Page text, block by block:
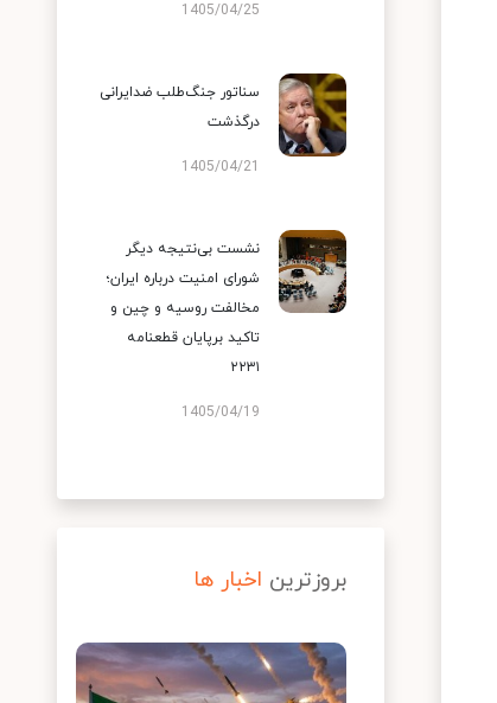
1405/04/25
سناتور جنگ‌طلب ضدایرانی
درگذشت
1405/04/21
نشست بی‌نتیجه دیگر
شورای امنیت درباره ایران؛
مخالفت روسیه و چین و
تاکید برپایان قطعنامه
۲۲۳۱
1405/04/19
بروزترین اخبار ها